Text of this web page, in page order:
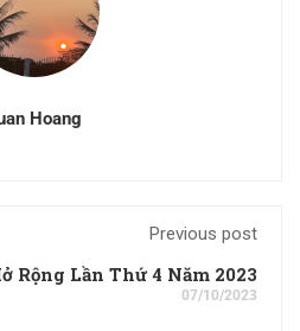
Hoang
Previous post
Rộng Lần Thứ 4 Năm 2023
07/10/2023